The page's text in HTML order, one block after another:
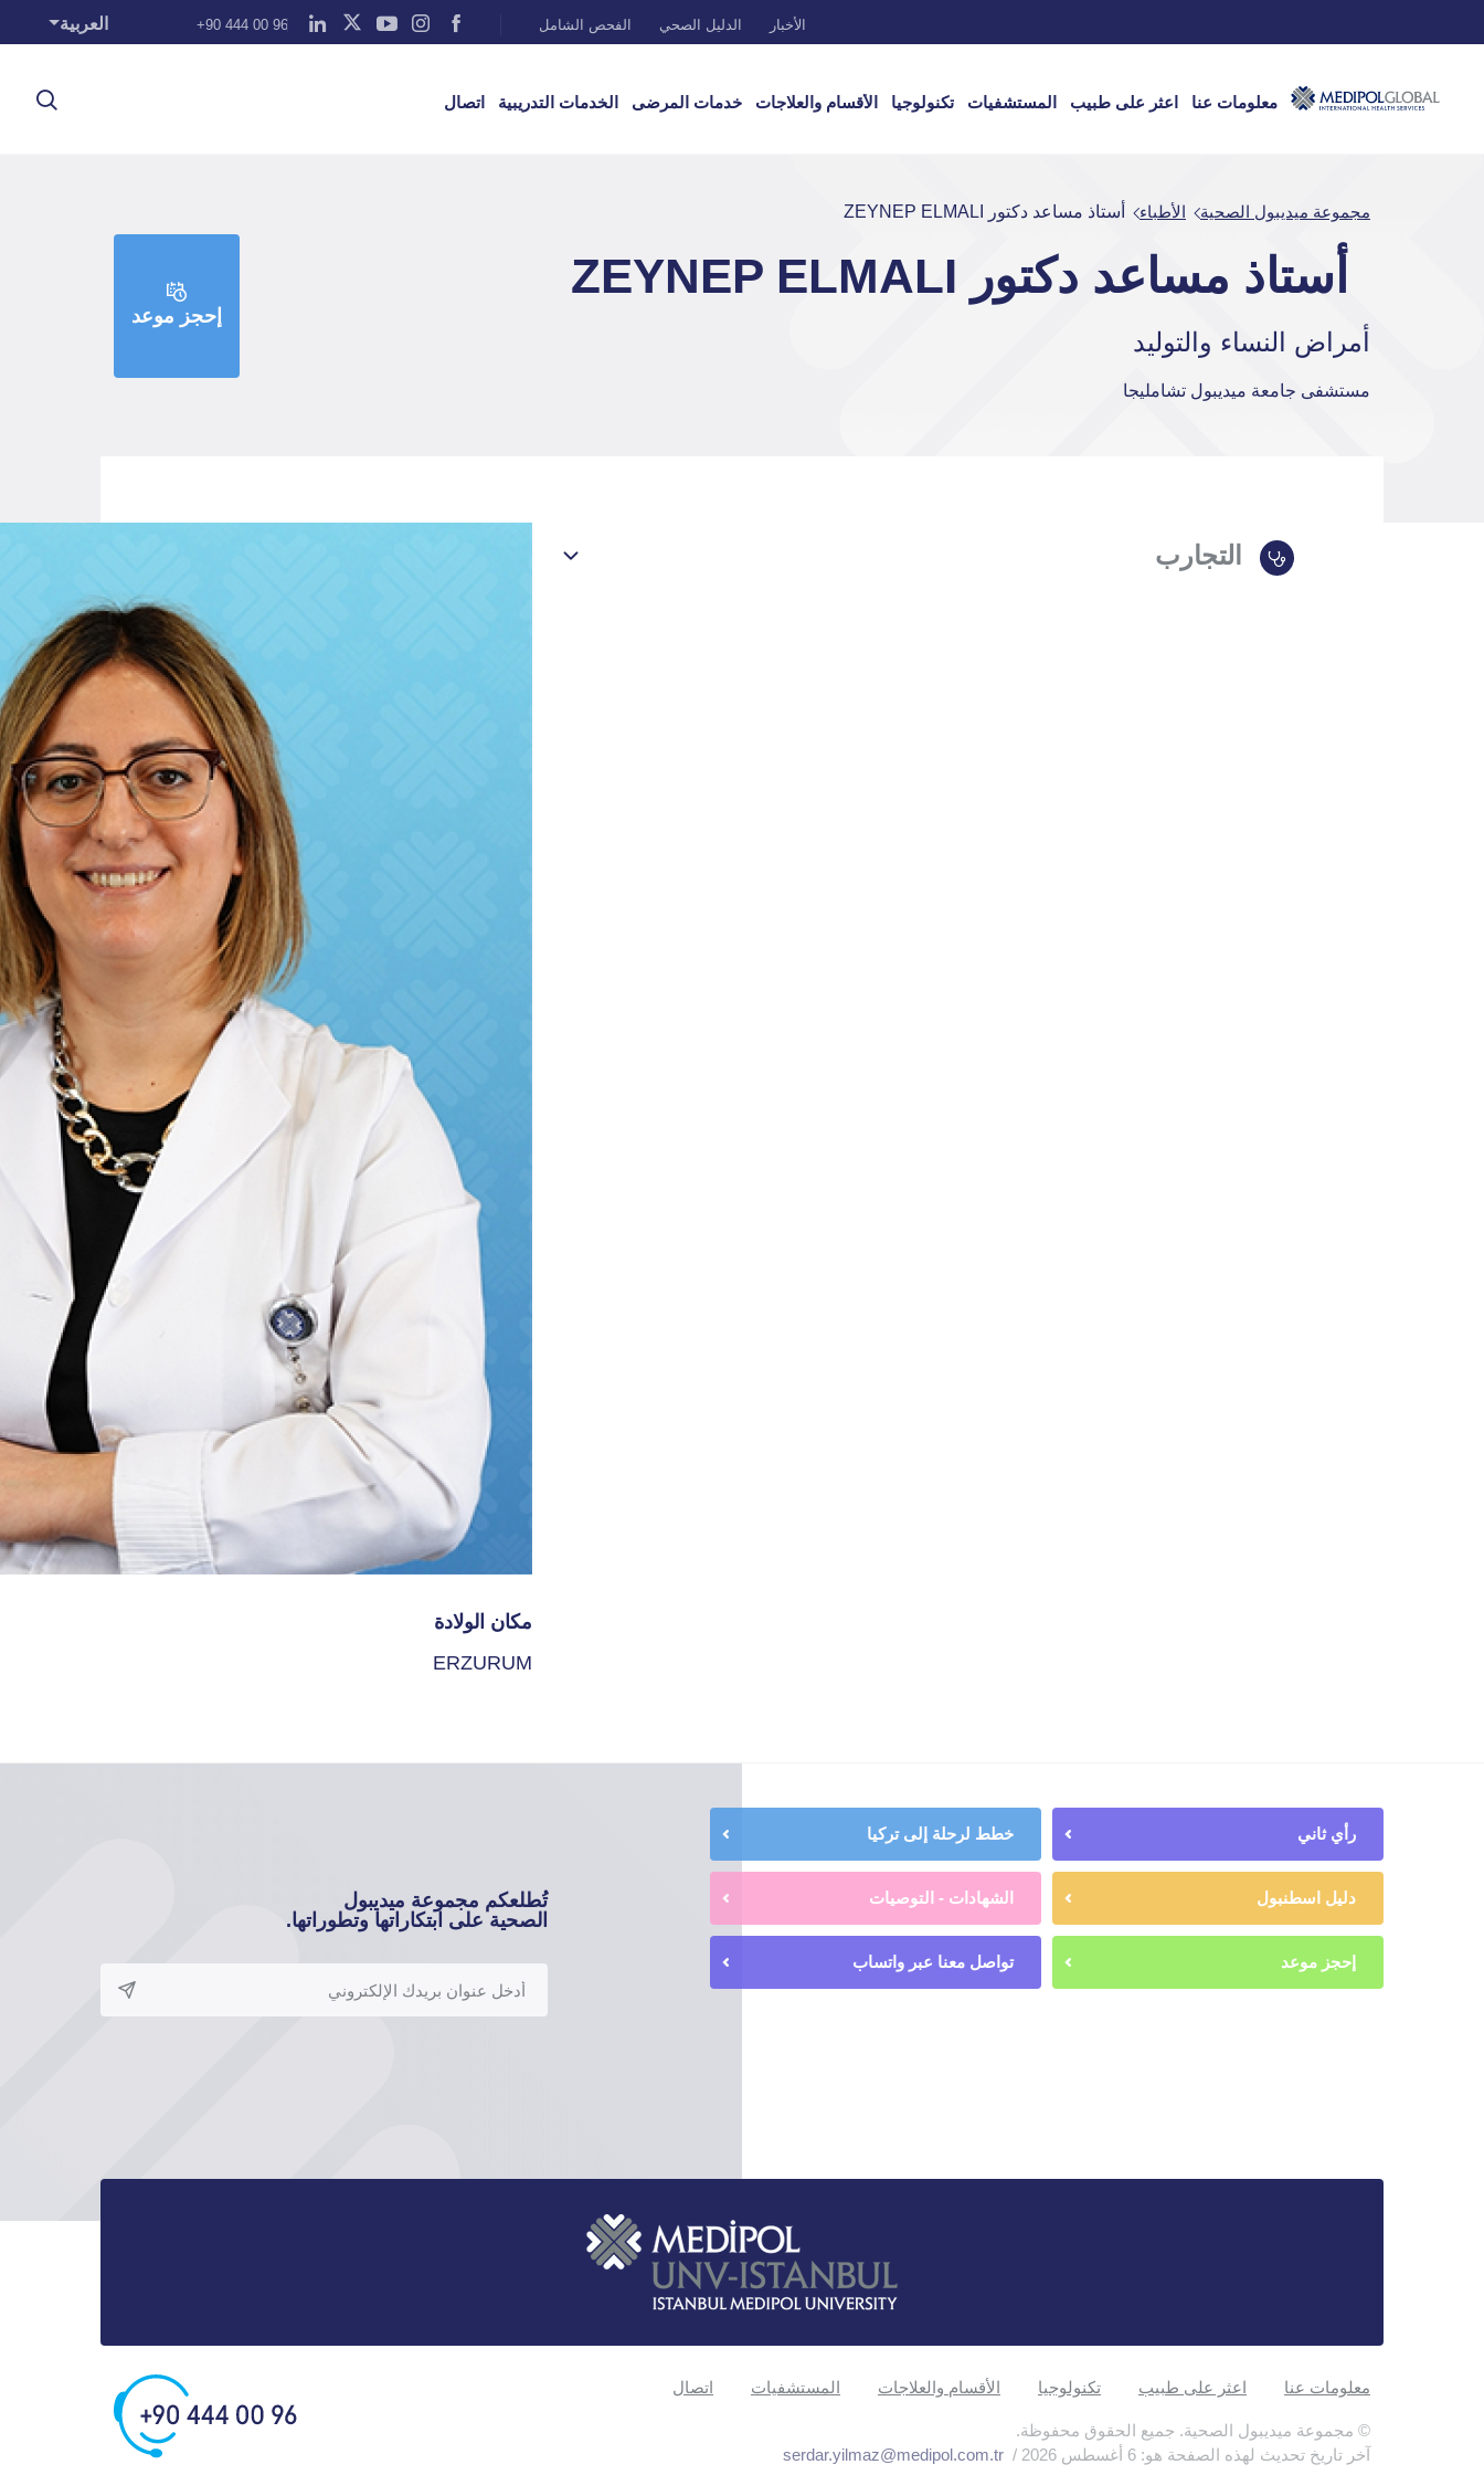
الأخبار الدليل الصحي الفحص الشامل +90 444 00 96 العربية
معلومات عنا اعثر على طبيب المستشفيات تكنولوجيا الأقسام والعلاجات خدمات المرضى الخدمات التدريبية اتصال
مجموعة ميديبول الصحية الأطباء أستاذ مساعد دكتور ZEYNEP ELMALI
أستاذ مساعد دكتور ZEYNEP ELMALI
أمراض النساء والتوليد
مستشفى جامعة ميديبول تشامليجا
إحجز موعد
مكان الولادة
ERZURUM
التجارب
رأي ثاني خطط لرحلة إلى تركيا
دليل اسطنبول الشهادات - التوصيات
إحجز موعد تواصل معنا عبر واتساب
تُطلعكم مجموعة ميديبول
الصحية على ابتكاراتها وتطوراتها.
معلومات عنا اعثر على طبيب تكنولوجيا الأقسام والعلاجات المستشفيات اتصال
© مجموعة ميديبول الصحية. جميع الحقوق محفوظة.
آخر تاريخ تحديث لهذه الصفحة هو: 6 أغسطس 2026 /
serdar.yilmaz@medipol.com.tr